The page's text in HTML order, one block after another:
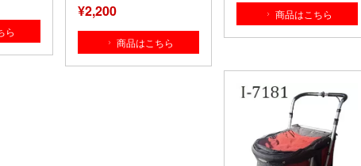
ら
¥2,200
商品はこちら
商品はこちら